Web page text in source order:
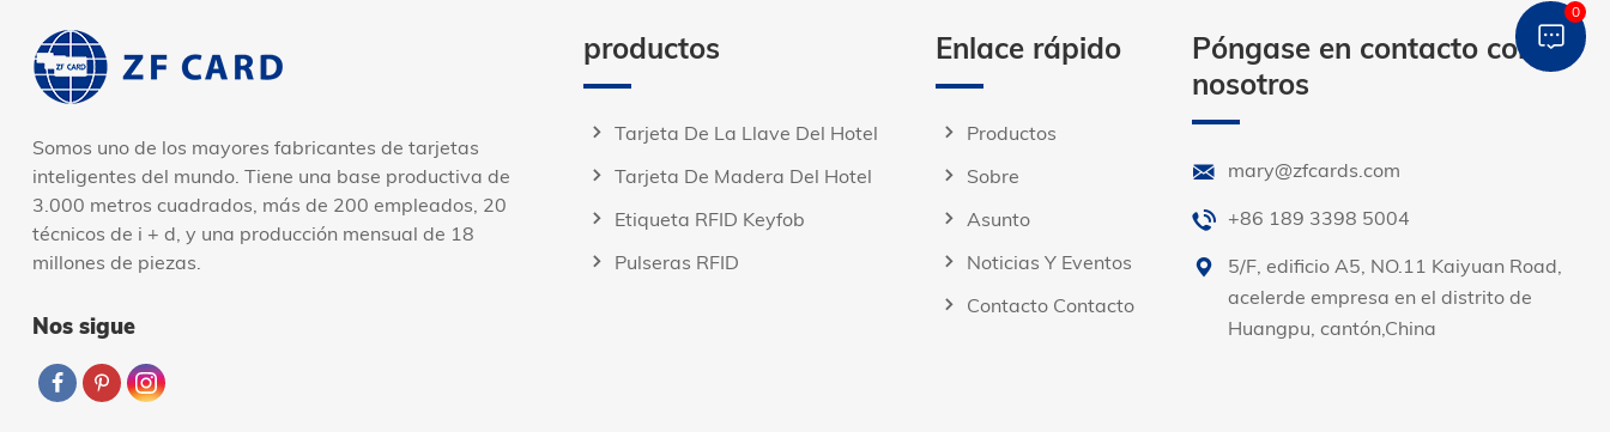
Somos uno de los mayores fabricantes de tarjetas
inteligentes del mundo. Tiene una base productiva de
3.000 metros cuadrados, más de 200 empleados, 20
técnicos de i + d, y una producción mensual de 18
millones de piezas.
Nos sigue
productos
Tarjeta De La Llave Del Hotel
Tarjeta De Madera Del Hotel
Etiqueta RFID Keyfob
Pulseras RFID
Enlace rápido
Productos
Sobre
Asunto
Noticias Y Eventos
Contacto Contacto
Póngase en contacto con
nosotros
mary@zfcards.com
+86 189 3398 5004
5/F, edificio A5, NO.11 Kaiyuan Road,
acelerde empresa en el distrito de
Huangpu, cantón,China
0